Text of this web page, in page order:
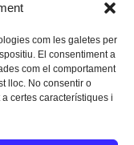
com les galetes per
El consentiment a
com el comportament
lloc. No consentir o
certes característiques i